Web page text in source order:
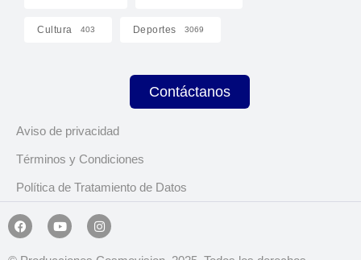
Cultura 403 Deportes 3069
Contáctanos
Aviso de privacidad
Términos y Condiciones
Política de Tratamiento de Datos